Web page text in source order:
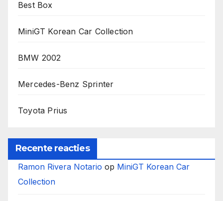
Best Box
MiniGT Korean Car Collection
BMW 2002
Mercedes-Benz Sprinter
Toyota Prius
Recente reacties
Ramon Rivera Notario op MiniGT Korean Car
Collection